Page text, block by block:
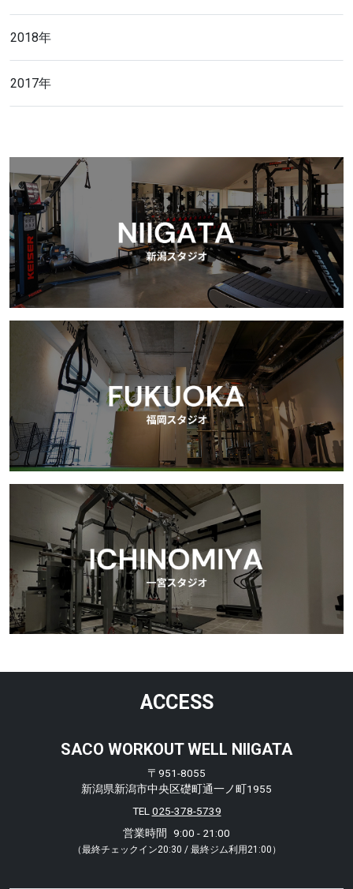
2018年
2017年
ACCESS
SACO WORKOUT WELL NIIGATA
〒951-8055
新潟県新潟市中央区礎町通一ノ町1955
TEL025-378-5739
営業時間
9:00 - 21:00
（最終チェックイン20:30 / 最終ジム利用21:00）